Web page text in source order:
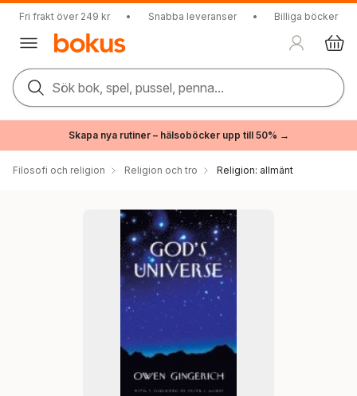
Fri frakt över 249 kr • Snabba leveranser • Billiga böcker
Sök bok, spel, pussel, penna...
Skapa nya rutiner – hälsoböcker upp till 50% →
Filosofi och religion Religion och tro Religion: allmänt